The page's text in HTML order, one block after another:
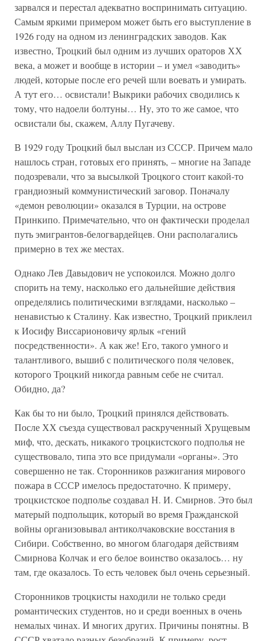
зарвался и перестал адекватно воспринимать ситуацию.
Самым яркими примером может быть его выступление в
1926 году на одном из ленинградских заводов. Как
известно, Троцкий был одним из лучших ораторов ХХ
века, а может и вообще в истории – и умел «заводить»
людей, которые после его речей шли воевать и умирать.
А тут его… освистали! Выкрики рабочих сводились к
тому, что надоели болтуны… Ну, это то же самое, что
освистали бы, скажем, Аллу Пугачеву.
В 1929 году Троцкий был выслан из СССР. Причем мало
нашлось стран, готовых его принять, – многие на Западе
подозревали, что за высылкой Троцкого стоит какой-то
грандиозный коммунистический заговор. Поначалу
«демон революции» оказался в Турции, на острове
Принкипо. Примечательно, что он фактически проделал
путь эмигрантов-белогвардейцев. Они располагались
примерно в тех же местах.
Однако Лев Давыдович не успокоился. Можно долго
спорить на тему, насколько его дальнейшие действия
определялись политическими взглядами, насколько –
ненавистью к Сталину. Как известно, Троцкий приклеил
к Иосифу Виссарионовичу ярлык «гений
посредственности». А как же! Его, такого умного и
талантливого, вышиб с политического поля человек,
которого Троцкий никогда равным себе не считал.
Обидно, да?
Как бы то ни было, Троцкий принялся действовать.
После ХХ съезда существовал раскрученный Хрущевым
миф, что, дескать, никакого троцкистского подполья не
существовало, типа это все придумали «органы». Это
совершенно не так. Сторонников разжигания мирового
пожара в СССР имелось предостаточно. К примеру,
троцкистское подполье создавал Н. И. Смирнов. Это был
матерый подпольщик, который во время Гражданской
войны организовывал антиколчаковские восстания в
Сибири. Собственно, во многом благодаря действиям
Смирнова Колчак и его белое воинство оказалось… ну
там, где оказалось. То есть человек был очень серьезный.
Сторонников троцкисты находили не только среди
романтических студентов, но и среди военных в очень
немалых чинах. И многих других. Причины понятны. В